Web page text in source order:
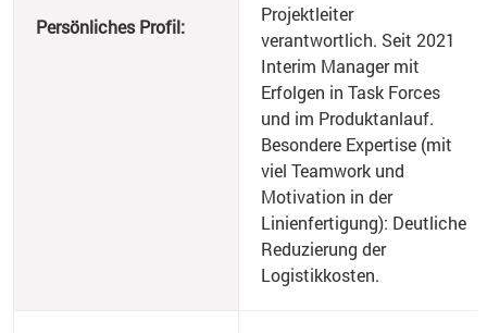
Persönliches Profil:
Projektleiter
verantwortlich. Seit 2021
Interim Manager mit
Erfolgen in Task Forces
und im Produktanlauf.
Besondere Expertise (mit
viel Teamwork und
Motivation in der
Linienfertigung): Deutliche
Reduzierung der
Logistikkosten.